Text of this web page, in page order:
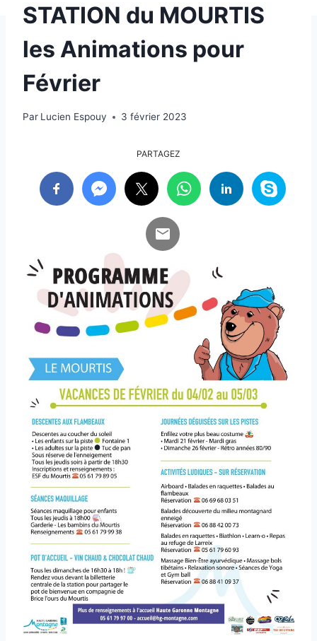
STATION du MOURTIS
les Animations pour
Février
Par Lucien Espouy 3 février 2023
PARTAGEZ